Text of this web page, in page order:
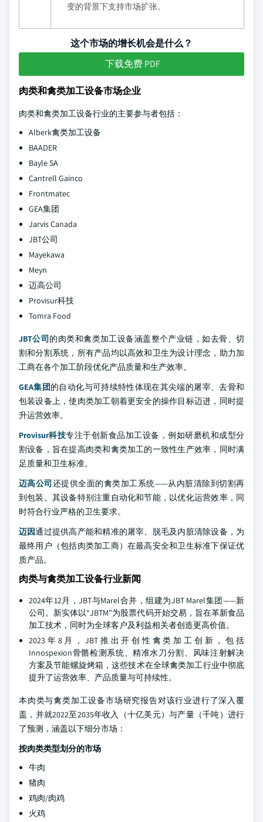
变的背景下支持市场扩张。
这个市场的增长机会是什么？
下载免费 PDF
肉类和禽类加工设备市场企业
肉类和禽类加工设备行业的主要参与者包括：
Alberk禽类加工设备
BAADER
Bayle SA
Cantrell Gainco
Frontmatec
GEA集团
Jarvis Canada
JBT公司
Mayekawa
Meyn
迈高公司
Provisur科技
Tomra Food
JBT公司的肉类和禽类加工设备涵盖整个产业链，如去骨、切
割和分割系统，所有产品均以高效和卫生为设计理念，助力加
工商在各个加工阶段优化产品质量和生产效率。
GEA集团的自动化与可持续特性体现在其尖端的屠宰、去骨和
包装设备上，使肉类加工朝着更安全的操作目标迈进，同时提
升运营效率。
Provisur科技专注于创新食品加工设备，例如研磨机和成型分
割设备，旨在提高肉类和禽类加工的一致性生产效率，同时满
足质量和卫生标准。
迈高公司还提供全面的禽类加工系统——从内脏清除到切割再
到包装。其设备特别注重自动化和节能，以优化运营效率，同
时符合行业严格的卫生要求。
迈因通过提供高产能和精准的屠宰、脱毛及内脏清除设备，为
最终用户（包括肉类加工商）在最高安全和卫生标准下保证优
质产品。
肉类与禽类加工设备行业新闻
2024年12月，JBT与Marel合并，组建为JBT Marel集团——新
公司。新实体以“JBTM”为股票代码开始交易，旨在革新食品
加工技术，同时为全球客户及利益相关者创造更高价值。
2023年8月，JBT推出开创性禽类加工创新，包括
Innospexion骨骼检测系统、精准水刀分割、风味注射解决
方案及节能螺旋烤箱，这些技术在全球禽类加工行业中彻底
提升了运营效率、产品质量与可持续性。
本肉类与禽类加工设备市场研究报告对该行业进行了深入覆
盖，并就2022至2035年收入（十亿美元）与产量（千吨）进行
了预测，涵盖以下细分市场：
按肉类类型划分的市场
牛肉
猪肉
鸡肉/肉鸡
火鸡